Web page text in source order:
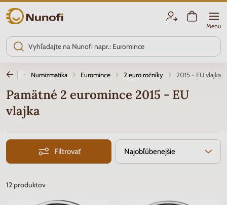
Nunofi.sk
Menu
Úvod Numizmatika Euromince 2 euro ročníky 2015 - EU vlajka
Pamätné 2 euromince 2015 - EU
vlajka
Filtrovať Najobľúbenejšie
12produktov